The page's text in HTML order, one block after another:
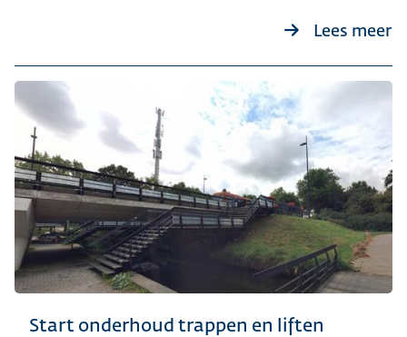
Lees meer
Start onderhoud trappen en liften